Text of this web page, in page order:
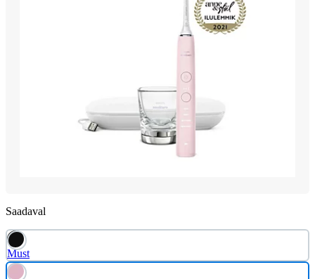
Saadaval
Must